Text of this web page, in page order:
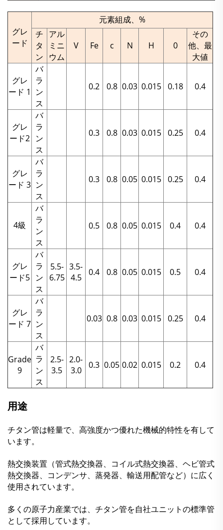
グレ
ード
元素組成、%
チ
タ
ン
アル
ミニ
ウム
V Fe c N H 0
その
他、最
大値
グレ
ード 1
バ
ラ
ン
ス
0.2 0.8 0.03 0.015 0.18 0.4
グレ
ード2
バ
ラ
ン
ス
0.3 0.8 0.03 0.015 0.25 0.4
グレ
ード 3
バ
ラ
ン
ス
0.3 0.8 0.05 0.015 0.25 0.4
4級
バ
ラ
ン
ス
0.5 0.8 0.05 0.015 0.4 0.4
グレ
ード5
バ
ラ
ン
ス
5.5-
6.75
3.5-
4.5
0.4 0.8 0.05 0.015 0.5 0.4
グレ
ード 7
バ
ラ
ン
ス
0.03 0.8 0.03 0.015 0.25 0.4
Grade
9
バ
ラ
ン
ス
2.5-
3.5
2.0-
3.0
0.3 0.05 0.02 0.015 0.2 0.4
用途
チタン管は軽量で、高強度かつ優れた機械的特性を有して
います。
熱交換装置（管式熱交換器、コイル式熱交換器、ヘビ管式
熱交換器、コンデンサ、蒸発器、輸送用配管など）に広く
使用されています。
多くの原子力産業では、チタン管を自社ユニットの標準管
として採用しています。